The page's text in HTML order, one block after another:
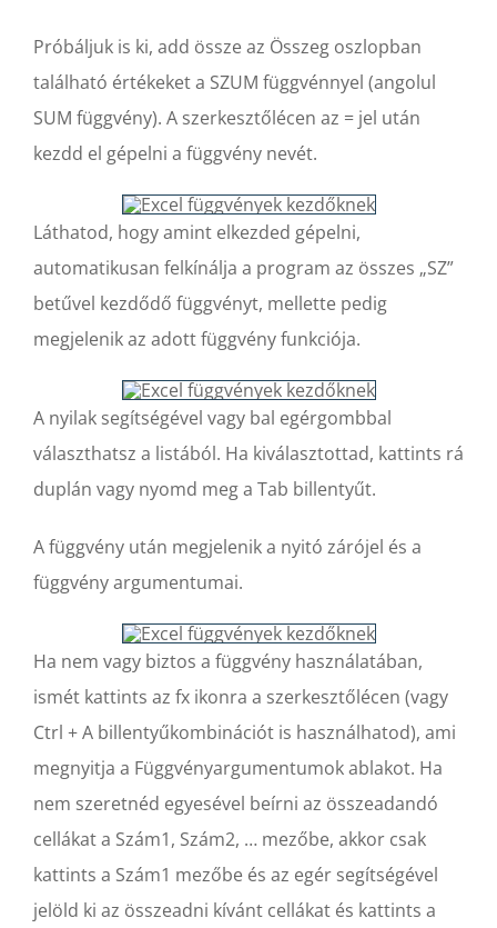
Próbáljuk is ki, add össze az Összeg oszlopban
található értékeket a SZUM függvénnyel (angolul
SUM függvény). A szerkesztőlécen az = jel után
kezdd el gépelni a függvény nevét.
Láthatod, hogy amint elkezded gépelni,
automatikusan felkínálja a program az összes „SZ”
betűvel kezdődő függvényt, mellette pedig
megjelenik az adott függvény funkciója.
A nyilak segítségével vagy bal egérgombbal
választhatsz a listából. Ha kiválasztottad, kattints rá
duplán vagy nyomd meg a Tab billentyűt.
A függvény után megjelenik a nyitó zárójel és a
függvény argumentumai.
Ha nem vagy biztos a függvény használatában,
ismét kattints az fx ikonra a szerkesztőlécen (vagy
Ctrl + A billentyűkombinációt is használhatod), ami
megnyitja a Függvényargumentumok ablakot. Ha
nem szeretnéd egyesével beírni az összeadandó
cellákat a Szám1, Szám2, … mezőbe, akkor csak
kattints a Szám1 mezőbe és az egér segítségével
jelöld ki az összeadni kívánt cellákat és kattints a